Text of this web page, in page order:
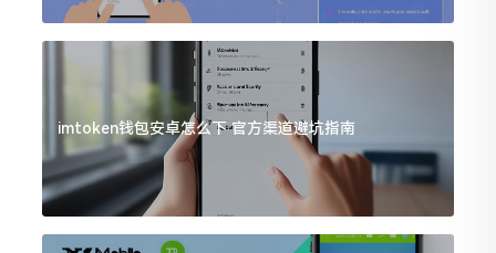
imtoken钱包安卓怎么下 官方渠道避坑指南